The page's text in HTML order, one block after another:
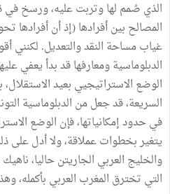
الذي صُمم لها وتربت عليه، ورسخ في
المصالح بين أفرادها (إذ أن أفرادها
غياب مساحة النقد والتعديل. لكنني
الدبلوماسية ومعارفها قد بدأ يعفي
الوضع الاستراتيجيي بعيد الاستقلال،
السريعة، قد جعل من الدبلوماسية
في حدود إمكانياتها، فإن الوضع
يتغير بخطوات عملاقة، ولا أدل
والخليج العربي الجاريتن حاليا،
التي تخترق المغرب العربي بأكمله،